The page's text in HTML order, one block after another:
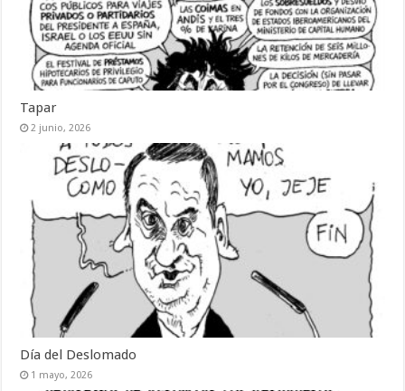
Tapar
2 junio, 2026
Día del Deslomado
1 mayo, 2026